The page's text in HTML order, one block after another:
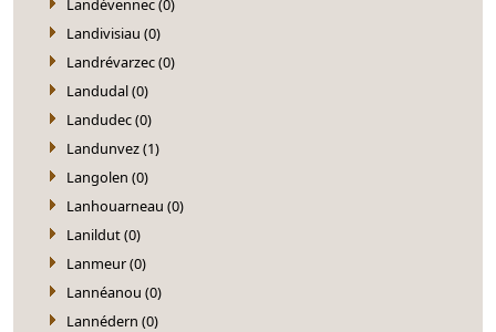
Landévennec (0)
Landivisiau (0)
Landrévarzec (0)
Landudal (0)
Landudec (0)
Landunvez (1)
Langolen (0)
Lanhouarneau (0)
Lanildut (0)
Lanmeur (0)
Lannéanou (0)
Lannédern (0)